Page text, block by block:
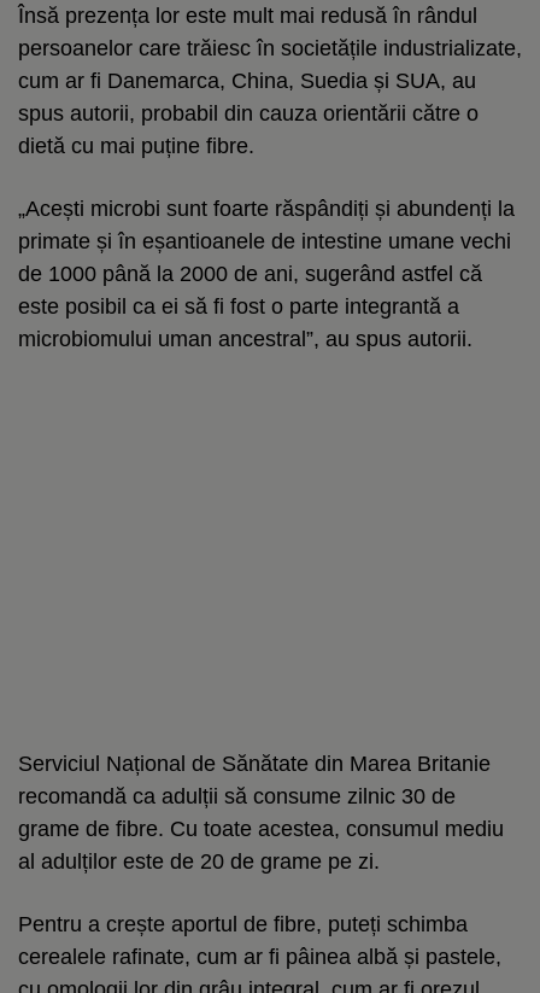
Însă prezența lor este mult mai redusă în rândul
persoanelor care trăiesc în societățile industrializate,
cum ar fi Danemarca, China, Suedia și SUA, au
spus autorii, probabil din cauza orientării către o
dietă cu mai puține fibre.
„Acești microbi sunt foarte răspândiți și abundenți la
primate și în eșantioanele de intestine umane vechi
de 1000 până la 2000 de ani, sugerând astfel că
este posibil ca ei să fi fost o parte integrantă a
microbiomului uman ancestral”, au spus autorii.
Serviciul Național de Sănătate din Marea Britanie
recomandă ca adulții să consume zilnic 30 de
grame de fibre. Cu toate acestea, consumul mediu
al adulților este de 20 de grame pe zi.
Pentru a crește aportul de fibre, puteți schimba
cerealele rafinate, cum ar fi pâinea albă și pastele,